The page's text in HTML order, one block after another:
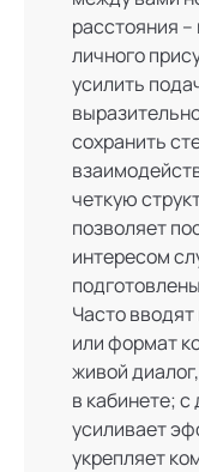
расстояния
личного
усилить
сохранить
четкую
позволяет
интересом
Часто
или формат
живой
в кабинете; с
усиливает
укрепляет